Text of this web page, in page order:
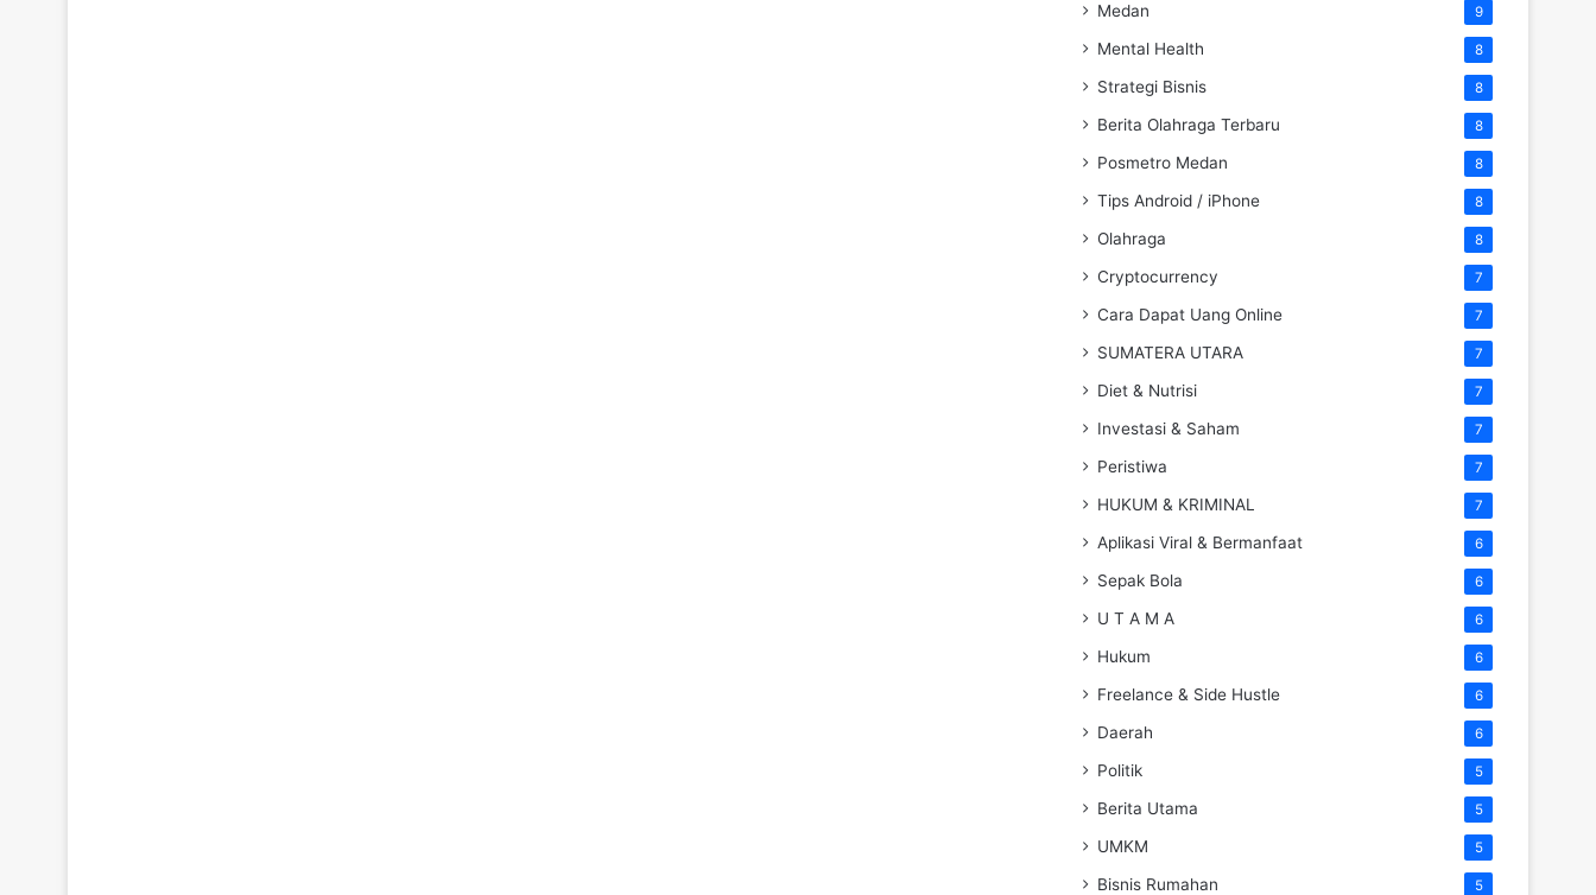
Medan 9
Mental Health 8
Strategi Bisnis 8
Berita Olahraga Terbaru 8
Posmetro Medan 8
Tips Android / iPhone 8
Olahraga 8
Cryptocurrency 7
Cara Dapat Uang Online 7
SUMATERA UTARA 7
Diet & Nutrisi 7
Investasi & Saham 7
Peristiwa 7
HUKUM & KRIMINAL 7
Aplikasi Viral & Bermanfaat 6
Sepak Bola 6
U T A M A 6
Hukum 6
Freelance & Side Hustle 6
Daerah 6
Politik 5
Berita Utama 5
UMKM 5
Bisnis Rumahan 5